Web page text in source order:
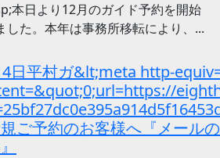
本日より12月のガイド予約を開始
した。本年は事務所移転により、...
日平村ガ&lt;meta http-
規ご予約のお客様へ『メール